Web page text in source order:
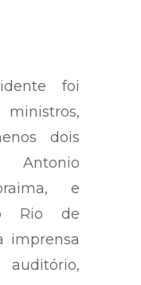
foi
dois
e
Rio de
imprensa